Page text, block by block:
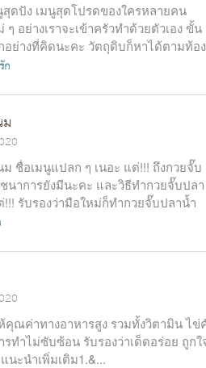
ดปัง เมนูสุดโปรดของใครหลายคน
อย่างเราจะเข้าครัวทำด้วยตัวเอง ขั้น
ย่างที่คิดนะคะ วัตถุดิบก็หาได้ตามท้อง
ก
ชื่อเมนูแปลก ๆ เนอะ แต่!!! ถึงกวยจั๊บ
าการยังมีนะคะ และวิธีทำกวยจั๊บปลา
รับรองว่ามือใหม่ก็ทำกวยจั๊บปลาน้ำ
คุณค่าทางอาหารสูง รวมทั้งวิตามิน ไข่
ทำไม่ซับซ้อน รับรองว่าเด็ดอร่อย ถูกใ
ะนำเพิ่มเติม1.&...